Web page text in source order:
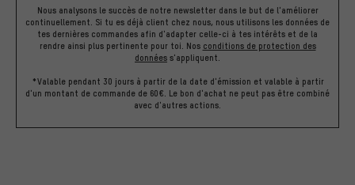
Nous analysons le succès de notre newsletter dans le but de l'améliorer
continuellement. Si tu es déjà client chez nous, nous utilisons les données de
tes dernières commandes afin d'adapter celle-ci à tes intérêts et de la
rendre ainsi plus pertinente pour toi. Nos conditions de protection des
données s'appliquent.
*Valable pendant 30 jours à partir de la date d'émission et valable à partir
d'un montant de commande de 60€. Le bon d'achat ne peut pas être combiné
avec d'autres actions.